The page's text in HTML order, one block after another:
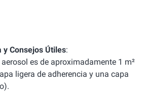
Consejos Útiles:
es de aproximadamente 1 m²
ligera de adherencia y una capa